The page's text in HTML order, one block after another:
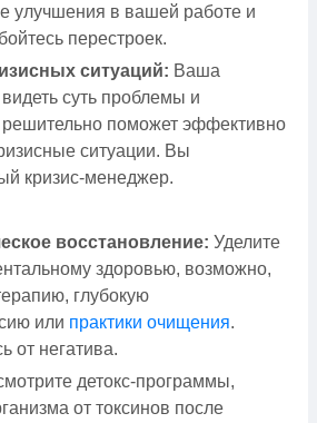
улучшения в вашей работе и
перестроек.
ситуаций: Ваша
суть проблемы и
решительно поможет эффективно
ситуации. Вы
кризис-менеджер.
восстановление: Уделите
здоровью, возможно,
глубокую
или практики очищения.
от негатива.
детокс-программы,
от токсинов после